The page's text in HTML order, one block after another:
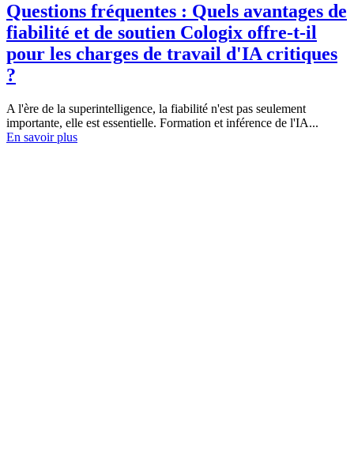
Questions fréquentes : Quels avantages de
fiabilité et de soutien Cologix offre-t-il
pour les charges de travail d'IA critiques
?
A l'ère de la superintelligence, la fiabilité n'est pas seulement
importante, elle est essentielle. Formation et inférence de l'IA...
En savoir plus